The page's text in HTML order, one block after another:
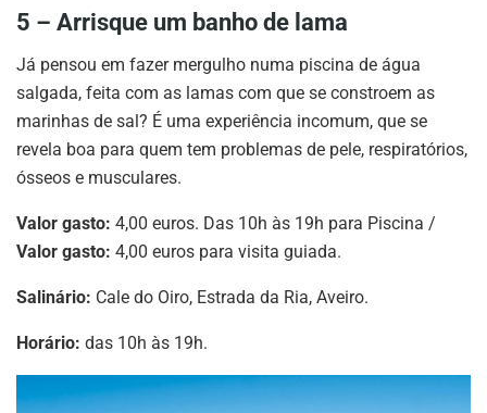
5 – Arrisque um banho de lama
Já pensou em fazer mergulho numa piscina de água
salgada, feita com as lamas com que se constroem as
marinhas de sal? É uma experiência incomum, que se
revela boa para quem tem problemas de pele, respiratórios,
ósseos e musculares.
Valor gasto: 4,00 euros. Das 10h às 19h para Piscina /
Valor gasto: 4,00 euros para visita guiada.
Salinário: Cale do Oiro, Estrada da Ria, Aveiro.
Horário: das 10h às 19h.